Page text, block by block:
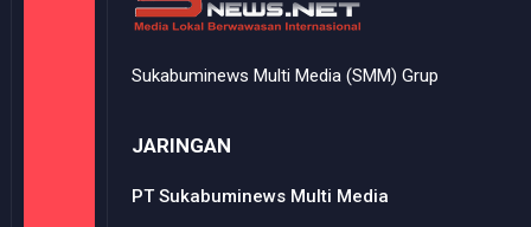
Sukabuminews Multi Media (SMM) Grup
JARINGAN
PT Sukabuminews Multi Media